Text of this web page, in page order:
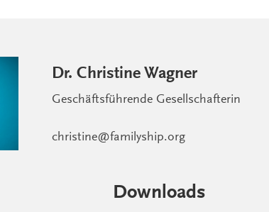
Dr. Christine Wagner
Geschäftsführende Gesellschafterin
christine@familyship.org
Downloads